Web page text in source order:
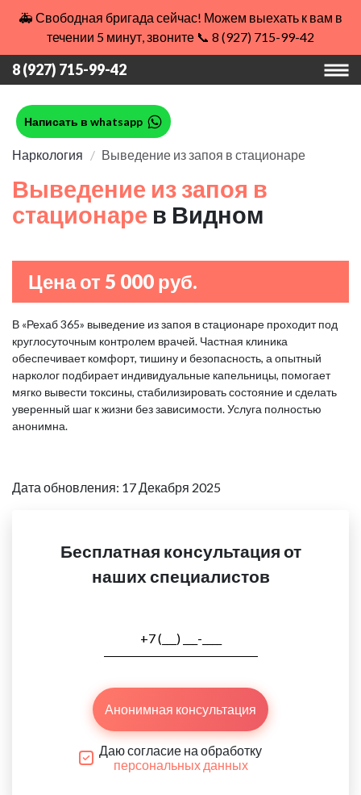
🚑 Свободная бригада сейчас! Можем выехать к вам в
течении 5 минут, звоните 📞 8 (927) 715-99-42
8 (927) 715-99-42
Написать в whatsapp
Наркология Выведение из запоя в стационаре
Выведение из запоя в
стационаре в Видном
Цена от 5 000 руб.
В «Рехаб 365» выведение из запоя в стационаре проходит под
круглосуточным контролем врачей. Частная клиника
обеспечивает комфорт, тишину и безопасность, а опытный
нарколог подбирает индивидуальные капельницы, помогает
мягко вывести токсины, стабилизировать состояние и сделать
уверенный шаг к жизни без зависимости. Услуга полностью
анонимна.
Дата обновления: 17 Декабря 2025
Бесплатная консультация от
наших специалистов
Анонимная консультация
Даю согласие на обработку
персональных данных